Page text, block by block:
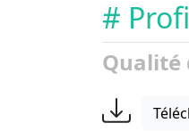
#
Qualité